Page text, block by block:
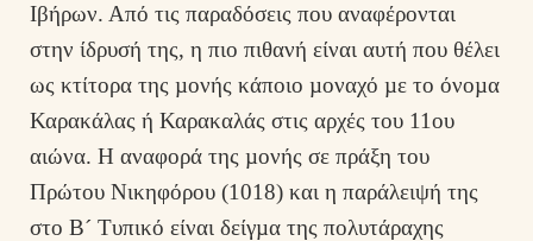
Ιβήρων. Από τις παραδόσεις που αναφέρονται
στην ίδρυσή της, η πιο πιθανή είναι αυτή που θέλει
ως κτίτορα της µονής κάποιο µοναχό µε το όνοµα
Καρακάλας ή Καρακαλάς στις αρχές του 11ου
αιώνα. Η αναφορά της µονής σε πράξη του
Πρώτου Νικηφόρου (1018) και η παράλειψή της
στο Β´ Τυπικό είναι δείγµα της πολυτάραχης